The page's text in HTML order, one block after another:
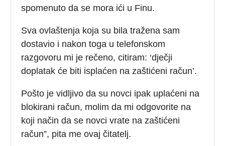
spomenuto da se mora ići u Finu.
Sva ovlaštenja koja su bila tražena sam
dostavio i nakon toga u telefonskom
razgovoru mi je rečeno, citiram: ‘dječji
doplatak će biti isplaćen na zaštićeni račun’.
Pošto je vidljivo da su novci ipak uplaćeni na
blokirani račun, molim da mi odgovorite na
koji način da se novci vrate na zaštićeni
račun”, pita me ovaj čitatelj.